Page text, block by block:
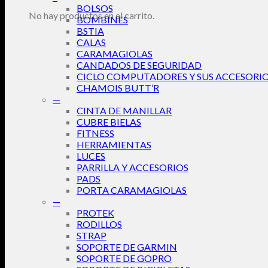
No hay productos en el carrito.
BOLSOS
BOMBINES
BSTIA
CALAS
CARAMAGIOLAS
CANDADOS DE SEGURIDAD
CICLO COMPUTADORES Y SUS
CHAMOIS BUTT’R
—
CINTA DE MANILLAR
CUBRE BIELAS
FITNESS
HERRAMIENTAS
LUCES
PARRILLA Y ACCESORIOS
PADS
PORTA CARAMAGIOLAS
—
PROTEK
RODILLOS
STRAP
SOPORTE DE GARMIN
SOPORTE DE GOPRO